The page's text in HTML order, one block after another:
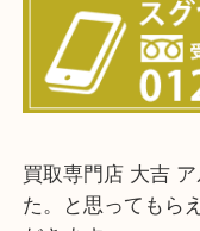
上記に記載がな
・ご来店前に確